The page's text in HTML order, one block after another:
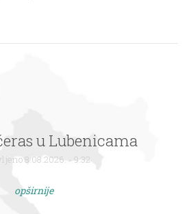
u Lubenicama
8.08.2026. - 9:32
opširnije